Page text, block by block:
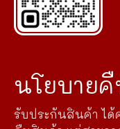
นโยบาย
รับประกันสินค้า ได้